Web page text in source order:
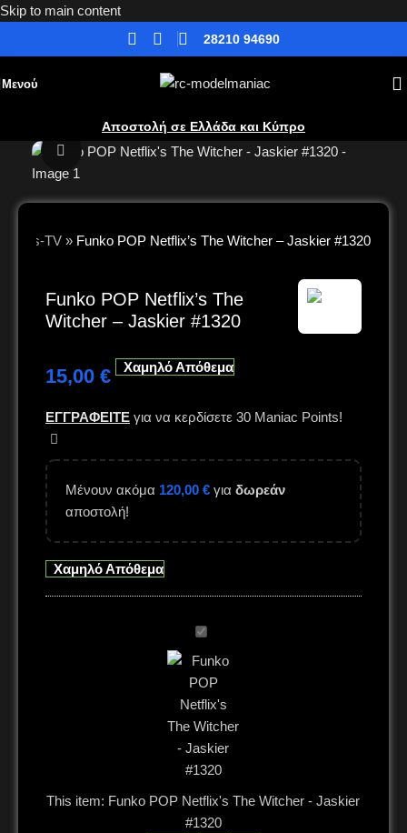
Skip to main content
28210 94690
Μενού
Αποστολή σε Ελλάδα και Κύπρο
Κλικ για μεγέθυνση
TV» Funko POP Netflix’s The Witcher – Jaskier #1320
Funko POP Netflix’s The
Witcher – Jaskier #1320
15,00 € Χαμηλό Απόθεμα
ΕΓΓΡΑΦΕΙΤΕ για να κερδίσετε 30 Maniac Points!
Μένουν ακόμα 120,00 € για δωρεάν
αποστολή!
Χαμηλό Απόθεμα
Funko
This item: Funko POP Netflix's The Witcher - Jaskier
#1320